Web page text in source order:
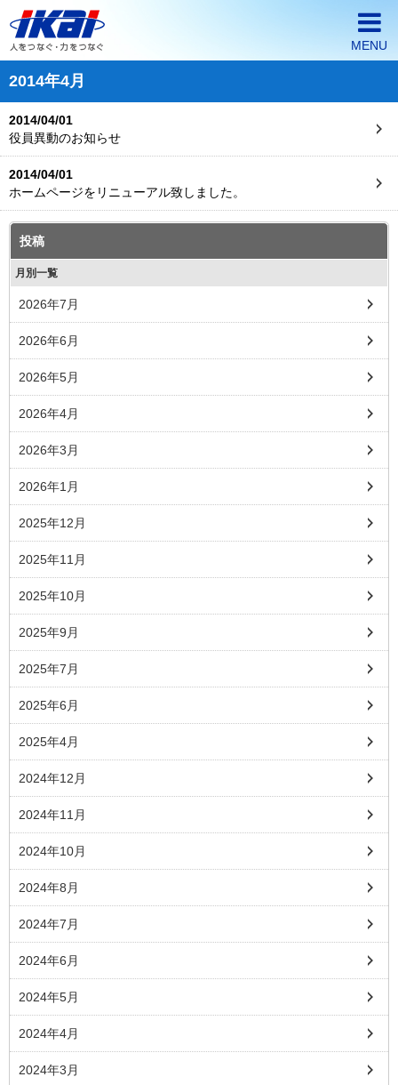
MENU
派遣・契約社員採用情報
2014年4月
2014/04/01
役員異動のお知らせ
2014/04/01
ホームページをリニューアル致しました。
投稿
月別一覧
2026年7月
2026年6月
2026年5月
2026年4月
2026年3月
2026年1月
2025年12月
2025年11月
2025年10月
2025年9月
2025年7月
2025年6月
2025年4月
2024年12月
2024年11月
2024年10月
2024年8月
2024年7月
2024年6月
2024年5月
2024年4月
2024年3月